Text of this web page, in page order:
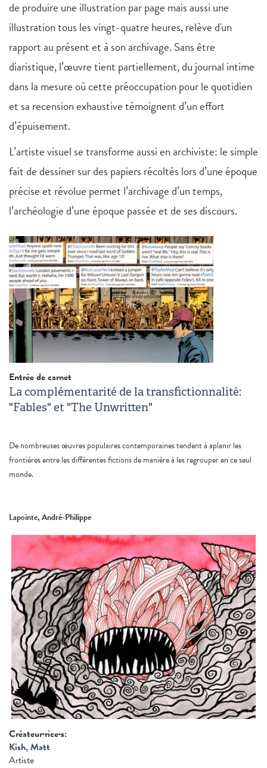
de produire une illustration par page mais aussi une
illustration tous les vingt-quatre heures, relève d'un
rapport au présent et à son archivage. Sans être
diaristique, l’œuvre tient partiellement, du journal intime
dans la mesure où cette préoccupation pour le quotidien
et sa recension exhaustive témoignent d’un effort
d’épuisement.
L’artiste visuel se transforme aussi en archiviste: le simple
fait de dessiner sur des papiers récoltés lors d’une époque
précise et révolue permet l’archivage d’un temps,
l’archéologie d’une époque passée et de ses discours.
Entrée de carnet
La complémentarité de la transfictionnalité:
"Fables" et "The Unwritten"
De nombreuses œuvres populaires contemporaines tendent à aplanir les
frontières entre les différentes fictions de manière à les regrouper en ce seul
monde.
Lapointe, André-Philippe
Créateur·rice·s:
Kish, Matt
Artiste